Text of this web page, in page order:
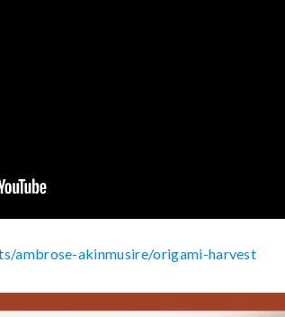
ambrose-akinmusire/origami-harvest